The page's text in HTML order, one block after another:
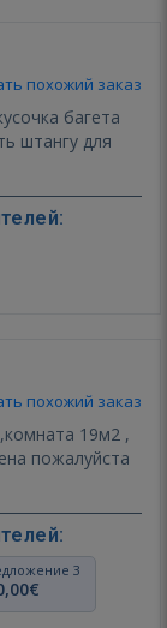
похожий заказ
багета
штангу для
похожий заказ
19м2 ,
пожалуйста
3